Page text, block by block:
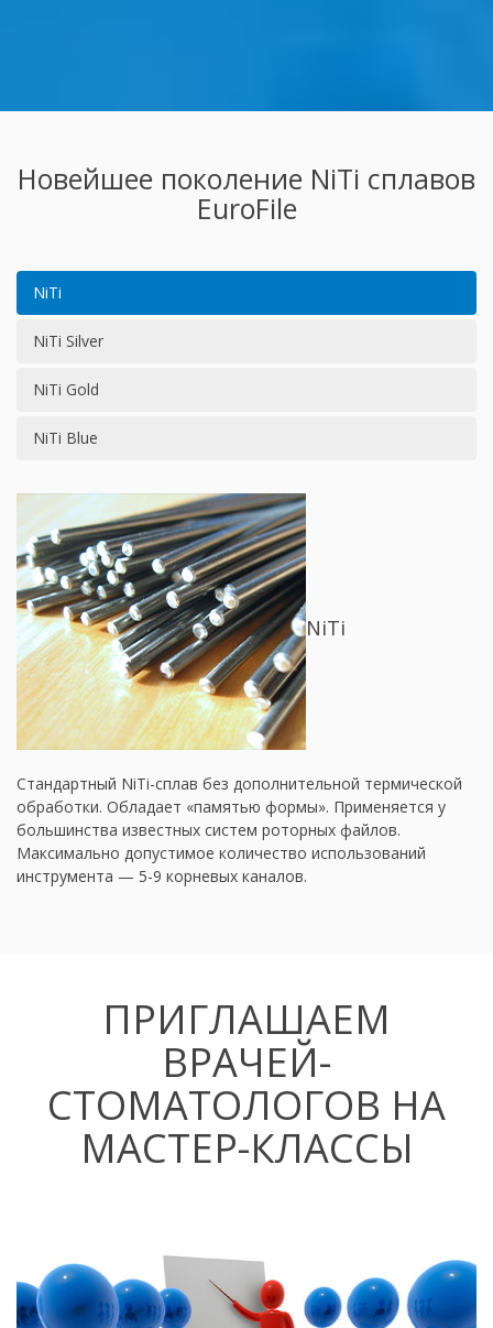
Новейшее поколение NiTi сплавов
EuroFile
NiTi
NiTi Silver
NiTi Gold
NiTi Blue
NiTi
Стандартный NiTi-сплав без дополнительной термической
обработки. Обладает «памятью формы». Применяется у
большинства известных систем роторных файлов.
Максимально допустимое количество использований
инструмента — 5-9 корневых каналов.
ПРИГЛАШАЕМ
ВРАЧЕЙ-
СТОМАТОЛОГОВ НА
МАСТЕР-КЛАССЫ